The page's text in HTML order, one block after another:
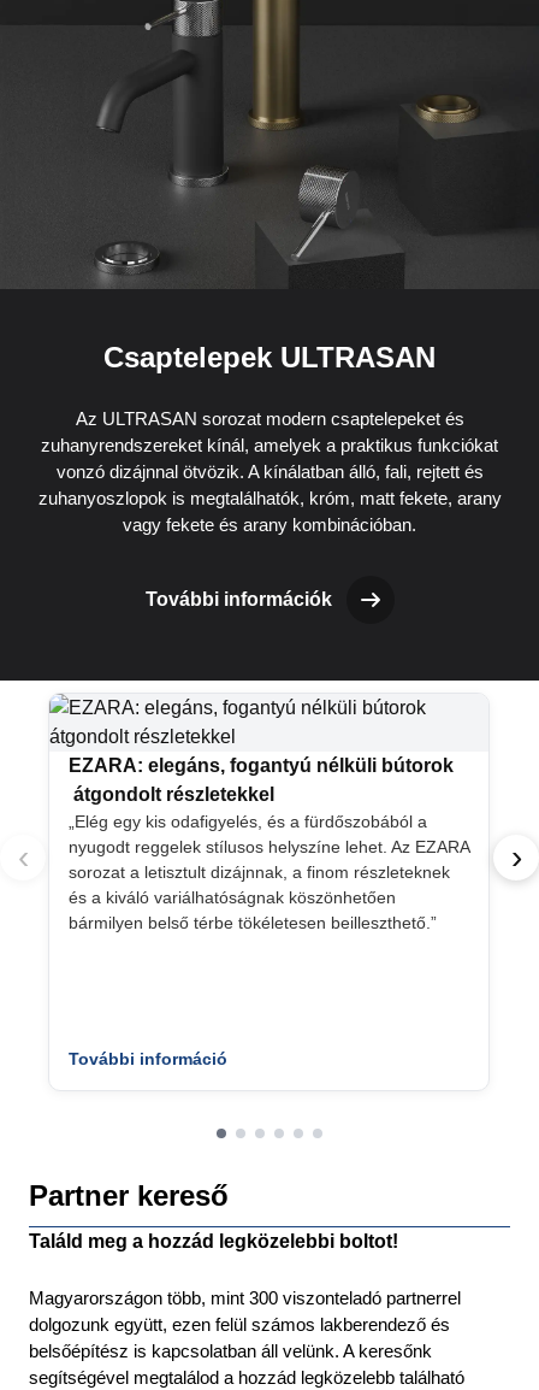
Csaptelepek ULTRASAN
Az ULTRASAN sorozat modern csaptelepeket és
zuhanyrendszereket kínál, amelyek a praktikus funkciókat
vonzó dizájnnal ötvözik. A kínálatban álló, fali, rejtett és
zuhanyoszlopok is megtalálhatók, króm, matt fekete, arany
vagy fekete és arany kombinációban.
További információk
EZARA: elegáns, fogantyú nélküli bútorok
átgondolt részletekkel
„Elég egy kis odafigyelés, és a fürdőszobából a
nyugodt reggelek stílusos helyszíne lehet. Az EZARA
sorozat a letisztult dizájnnak, a finom részleteknek
és a kiváló variálhatóságnak köszönhetően
bármilyen belső térbe tökéletesen beilleszthető.”
További információ
‹ ›
Partner kereső
Találd meg a hozzád legközelebbi boltot!
Magyarországon több, mint 300 viszonteladó partnerrel
dolgozunk együtt, ezen felül számos lakberendező és
belsőépítész is kapcsolatban áll velünk. A keresőnk
segítségével megtalálod a hozzád legközelebb található